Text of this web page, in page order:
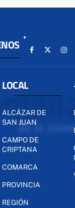
LOCAL
ALCÁZAR DE
SAN JUAN
CAMPO DE
CRIPTANA
COMARCA
PROVINCIA
REGIÓN